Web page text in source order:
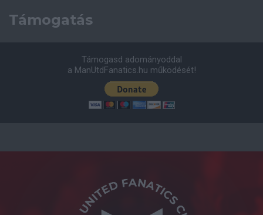
Támogatás
Támogasd adományoddal
a ManUtdFanatics.hu működését!